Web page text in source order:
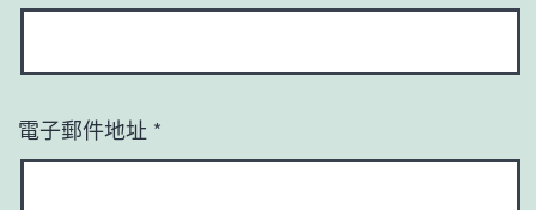
電子郵件地址 *